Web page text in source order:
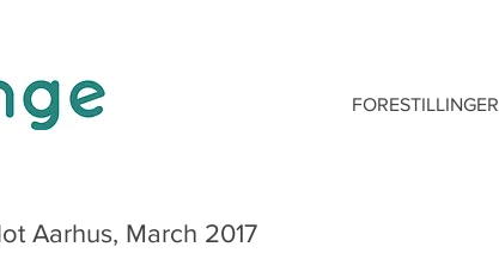
FORESTILLINGER
Aarhus, March 2017